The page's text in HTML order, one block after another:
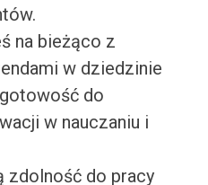
na bieżąco z
w dziedzinie
do
w nauczaniu i
zdolność do pracy